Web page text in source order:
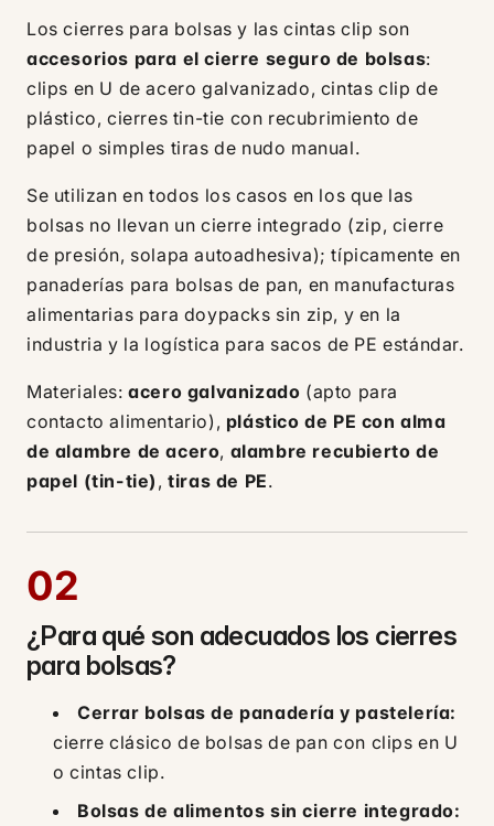
Los cierres para bolsas y las cintas clip son
accesorios para el cierre seguro de bolsas:
clips en U de acero galvanizado, cintas clip de
plástico, cierres tin-tie con recubrimiento de
papel o simples tiras de nudo manual.
Se utilizan en todos los casos en los que las
bolsas no llevan un cierre integrado (zip, cierre
de presión, solapa autoadhesiva); típicamente en
panaderías para bolsas de pan, en manufacturas
alimentarias para doypacks sin zip, y en la
industria y la logística para sacos de PE estándar.
Materiales:acero galvanizado (apto para
contacto alimentario), plástico de PE con alma
de alambre de acero, alambre recubierto de
papel (tin-tie) ,tiras de PE.
02
¿Para qué son adecuados los cierres
para bolsas?
Cerrar bolsas de panadería y pastelería:
cierre clásico de bolsas de pan con clips en U
o cintas clip.
Bolsas de alimentos sin cierre integrado: